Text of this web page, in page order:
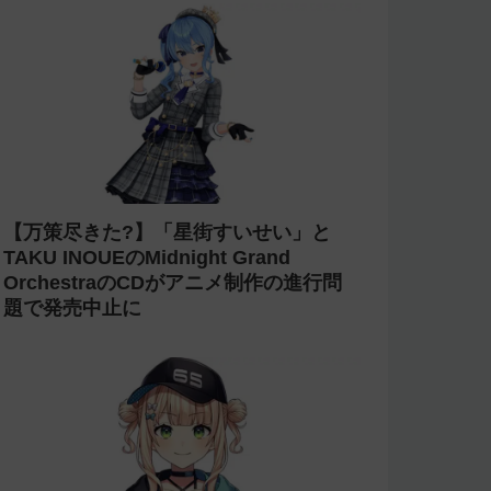
【万策尽きた?】「星街すいせい」と
TAKU INOUEのMidnight Grand
OrchestraのCDがアニメ制作の進行問
題で発売中止に